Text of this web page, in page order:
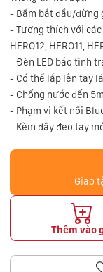
- Bấm bắt đầu/dừng
- Tương thích với các
HERO12, HERO11,
- Đèn LED báo tình
- Có thể lắp lên tay
- Chống nước đến 5m
- Phạm vi kết nối
- Kèm dây đeo tay
Giao
Thêm vào